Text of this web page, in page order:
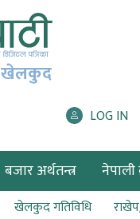
खेलकुद
LOG IN
बजार अर्थतन्त्र नेपाली
खेलकुद गतिविधि